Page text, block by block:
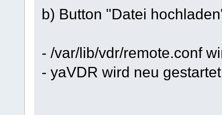
b) Button "Datei
- /var/lib/vdr/remote.conf
- yaVDR wird neu